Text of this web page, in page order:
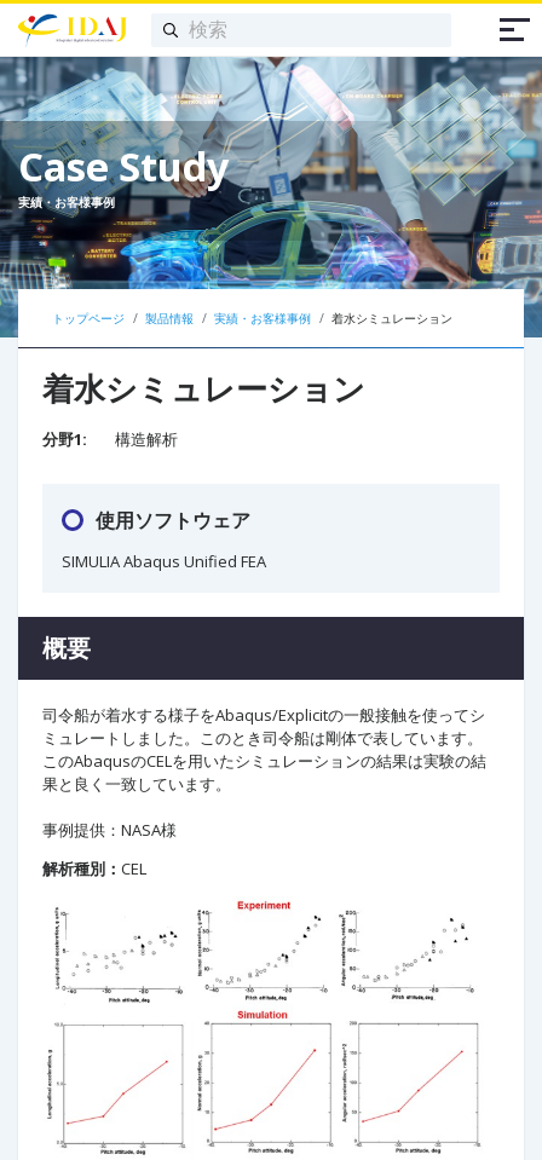
Case Study
実績・お客様事例
トップページ 製品情報 実績・お客様事例 着水シミュレーション
着水シミュレーション
分野1: 構造解析
使用ソフトウェア
SIMULIA Abaqus Unified FEA
概要
司令船が着水する様子をAbaqus/Explicitの一般接触を使ってシ
ミュレートしました。このとき司令船は剛体で表しています。
このAbaqusのCELを用いたシミュレーションの結果は実験の結
果と良く一致しています。
事例提供：NASA様
解析種別： CEL